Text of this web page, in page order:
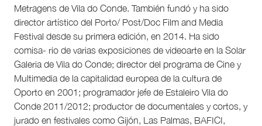
Metragens de Vila do Conde. También fundó y ha sido
director artístico del Porto/ Post/Doc Film and Media
Festival desde su primera edición, en 2014. Ha sido
comisa- rio de varias exposiciones de videoarte en la Solar
Galeria de Vila do Conde; director del programa de Cine y
Multimedia de la capitalidad europea de la cultura de
Oporto en 2001; programador jefe de Estaleiro Vila do
Conde 2011/2012; productor de documentales y cortos, y
jurado en festivales como Gijón, Las Palmas, BAFICI,